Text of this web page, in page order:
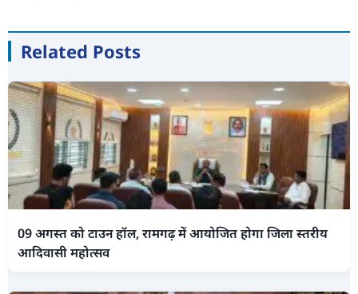
Related Posts
09 अगस्त को टाउन हॉल, रामगढ़ में आयोजित होगा जिला स्तरीय
आदिवासी महोत्सव